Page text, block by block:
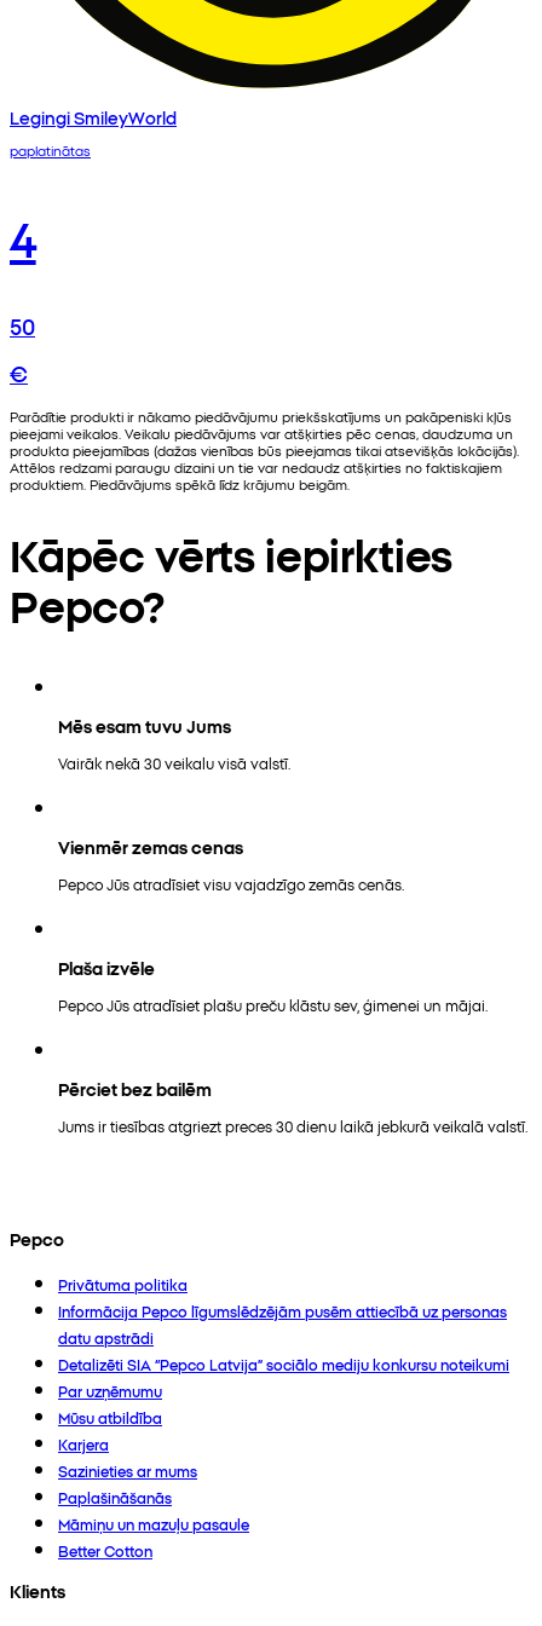
Legingi SmileyWorld
paplatinātas
4
50
€
Parādītie produkti ir nākamo piedāvājumu priekšskatījums un pakāpeniski kļūs
pieejami veikalos. Veikalu piedāvājums var atšķirties pēc cenas, daudzuma un
produkta pieejamības (dažas vienības būs pieejamas tikai atsevišķās lokācijās).
Attēlos redzami paraugu dizaini un tie var nedaudz atšķirties no faktiskajiem
produktiem. Piedāvājums spēkā līdz krājumu beigām.
Kāpēc vērts iepirkties
Pepco?
Mēs esam tuvu Jums
Vairāk nekā 30 veikalu visā valstī.
Vienmēr zemas cenas
Pepco Jūs atradīsiet visu vajadzīgo zemās cenās.
Plaša izvēle
Pepco Jūs atradīsiet plašu preču klāstu sev, ģimenei un mājai.
Pērciet bez bailēm
Jums ir tiesības atgriezt preces 30 dienu laikā jebkurā veikalā valstī.
Pepco
Privātuma politika
Informācija Pepco līgumslēdzējām pusēm attiecībā uz personas
datu apstrādi
Detalizēti SIA “Pepco Latvija” sociālo mediju konkursu noteikumi
Par uzņēmumu
Mūsu atbildība
Karjera
Sazinieties ar mums
Paplašināšanās
Māmiņu un mazuļu pasaule
Better Cotton
Klients